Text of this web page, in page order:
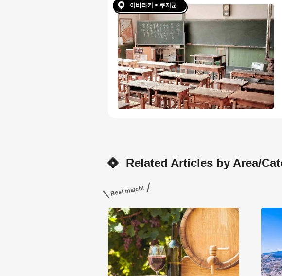
이바라키 < 쿠지군
Related Articles by Area/
Best match!